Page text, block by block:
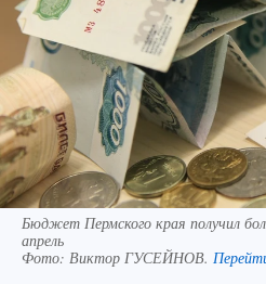
Бюджет Пермского края получил
апрель
Фото: Виктор ГУСЕЙНОВ.